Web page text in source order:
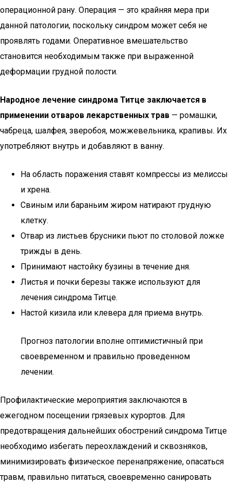
операционной рану. Операция — это крайняя мера при
данной патологии, поскольку синдром может себя не
проявлять годами. Оперативное вмешательство
становится необходимым также при выраженной
деформации грудной полости.
Народное лечение синдрома Титце заключается в
применении отваров лекарственных трав — ромашки,
чабреца, шалфея, зверобоя, можжевельника, крапивы. Их
употребляют внутрь и добавляют в ванну.
На область поражения ставят компрессы из мелиссы
и хрена.
Свиным или бараньим жиром натирают грудную
клетку.
Отвар из листьев брусники пьют по столовой ложке
трижды в день.
Принимают настойку бузины в течение дня.
Листья и почки березы также используют для
лечения синдрома Титце.
Настой кизила или клевера для приема внутрь.
Прогноз патологии вполне оптимистичный при
своевременном и правильно проведенном
лечении.
Профилактические мероприятия заключаются в
ежегодном посещении грязевых курортов. Для
предотвращения дальнейших обострений синдрома Титце
необходимо избегать переохлаждений и сквозняков,
минимизировать физическое перенапряжение, опасаться
травм, правильно питаться, своевременно санировать